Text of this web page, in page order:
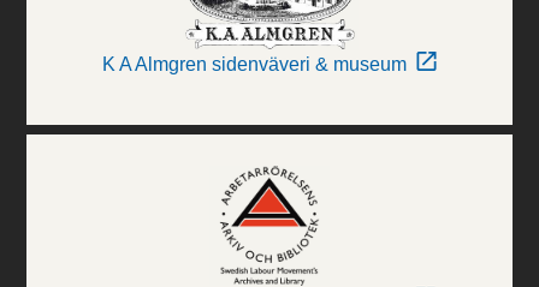
K A Almgren sidenväveri & museum